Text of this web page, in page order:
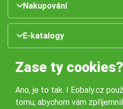
Nakupování
E-katalogy
Zase ty cookies?
Ano, je to tak. I Eobaly.cz
tomu, abychom vám